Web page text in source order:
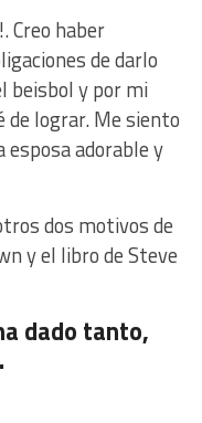
Creo haber
de darlo
beisbol y por mi
de lograr. Me siento
adorable y
dos motivos de
y el libro de Steve
dado tanto,